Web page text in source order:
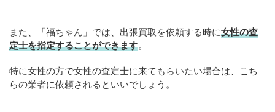
また、「福ちゃん」では、出張買取を依頼する時に女性の査
定士を指定することができます。
特に女性の方で女性の査定士に来てもらいたい場合は、こち
らの業者に依頼されるといいでしょう。